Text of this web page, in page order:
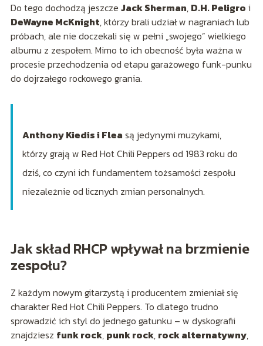
Do tego dochodzą jeszcze Jack Sherman, D.H. Peligro i
DeWayne McKnight, którzy brali udział w nagraniach lub
próbach, ale nie doczekali się w pełni „swojego” wielkiego
albumu z zespołem. Mimo to ich obecność była ważna w
procesie przechodzenia od etapu garażowego funk-punku
do dojrzałego rockowego grania.
Anthony Kiedis i Flea są jedynymi muzykami,
którzy grają w Red Hot Chili Peppers od 1983 roku do
dziś, co czyni ich fundamentem tożsamości zespołu
niezależnie od licznych zmian personalnych.
Jak skład RHCP wpływał na brzmienie
zespołu?
Z każdym nowym gitarzystą i producentem zmieniał się
charakter Red Hot Chili Peppers. To dlatego trudno
sprowadzić ich styl do jednego gatunku – w dyskografii
znajdziesz funk rock, punk rock, rock alternatywny,